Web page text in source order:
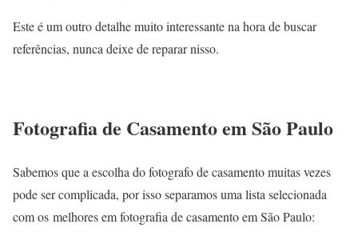
Este é um outro detalhe muito interessante na hora de buscar
referências, nunca deixe de reparar nisso.
Fotografia de Casamento em São Paulo
Sabemos que a escolha do fotografo de casamento muitas vezes
pode ser complicada, por isso separamos uma lista selecionada
com os melhores em fotografia de casamento em São Paulo: